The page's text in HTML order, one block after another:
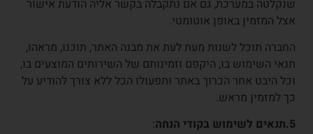
שנקלטה במערכת, גם אם נתקבלה בקשר אליה הודעת אישור
אצל המזמין באופן אוטומטי.
החברה תוכל לשנות מעת לעת את מבנה האתר, תוכנו, מראהו,
תנאי השימוש בו, היקפם וזמינותם של השירותים המוצעים בו,
וכל היבט אחר הכרוך באתר ותפעולו הכל ללא צורך להודיע על
כך למזמין מראש.
5. תנאים לשימוש בקודי הנחה: